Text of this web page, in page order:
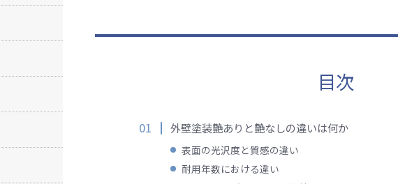
目次
外壁塗装艶ありと艶なしの違いは何か
表面の光沢度と質感の違い
耐用年数における違い